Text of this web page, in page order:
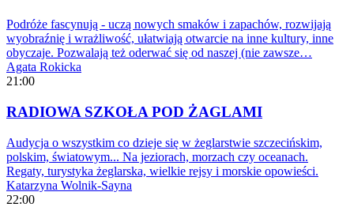
Podróże fascynują - uczą nowych smaków i zapachów, rozwijają
wyobraźnię i wrażliwość, ułatwiają otwarcie na inne kultury, inne
obyczaje. Pozwalają też oderwać się od naszej (nie zawsze…
Agata Rokicka
21:00
RADIOWA SZKOŁA POD ŻAGLAMI
Audycja o wszystkim co dzieje się w żeglarstwie szczecińskim,
polskim, światowym... Na jeziorach, morzach czy oceanach.
Regaty, turystyka żeglarska, wielkie rejsy i morskie opowieści.
Katarzyna Wolnik-Sayna
22:00